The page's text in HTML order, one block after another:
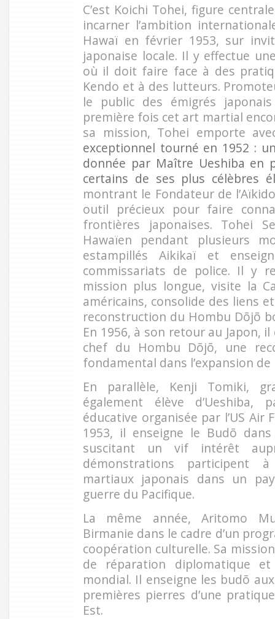
C’est Koichi Tohei, figure
incarner l’ambition
Hawaï en février 1953, sur
japonaise locale. Il y effectue
où il doit faire face à des
Kendo et à des lutteurs.
le public des émigrés
première fois cet art martial
sa mission, Tohei emporte
exceptionnel tourné en 1952 :
donnée par Maître Ueshiba en
certains de ses plus célèbres
montrant le Fondateur de
outil précieux pour faire
frontières japonaises. Tohei
Hawaïen pendant plusieurs
estampillés Aikikaï et
commissariats de police. Il y
mission plus longue, visite la
américains, consolide des liens
reconstruction du Hombu Dōjō
En 1956, à son retour au Japon,
chef du Hombu Dōjō, une
fondamental dans l’expansion de
En parallèle, Kenji Tomiki,
également élève
éducative organisée par l’US Air
1953, il enseigne le Budō
suscitant un vif intérêt
démonstrations participent
martiaux japonais dans un
guerre du Pacifique.
La même année, Aritomo
Birmanie dans le cadre d’un
coopération culturelle. Sa
de réparation diplomatique
mondial. Il enseigne les budō
premières pierres d’une
Est.